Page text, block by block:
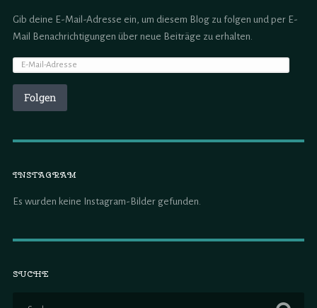
Gib deine E-Mail-Adresse ein, um diesem Blog zu folgen und per E-
Mail Benachrichtigungen über neue Beiträge zu erhalten.
Folgen
INSTAGRAM
Es wurden keine Instagram-Bilder gefunden.
SUCHE